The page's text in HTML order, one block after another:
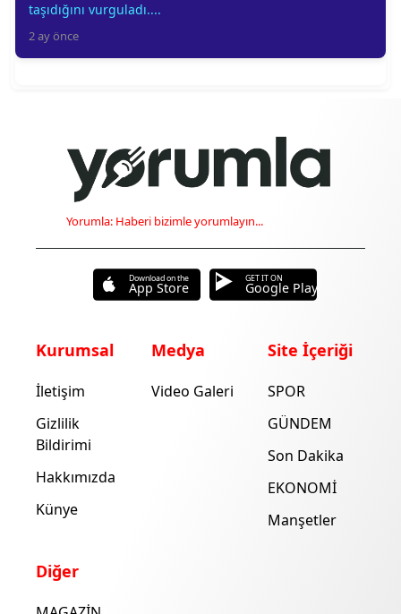
taşıdığını vurguladı....
2 ay önce
Yorumla: Haberi bizimle yorumlayın...
Download on the
App Store
GET IT ON
Google Play
Kurumsal
İletişim
Gizlilik
Bildirimi
Hakkımızda
Künye
Medya
Video Galeri
Site İçeriği
SPOR
GÜNDEM
Son Dakika
EKONOMİ
Manşetler
Diğer